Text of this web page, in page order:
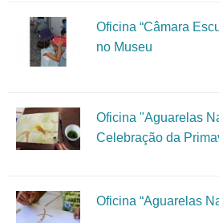
Oficina “Câmara
no Museu
Oficina "Aguarelas
Celebração da
Oficina “Aguarelas